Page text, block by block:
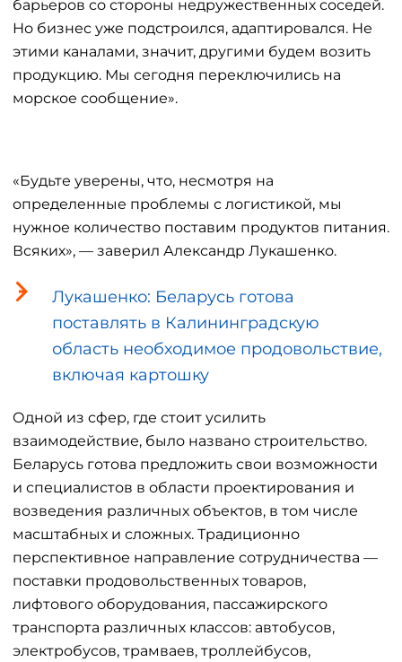
барьеров со стороны недружественных соседей.
Но бизнес уже подстроился, адаптировался. Не
этими каналами, значит, другими будем возить
продукцию. Мы сегодня переключились на
морское сообщение».
«Будьте уверены, что, несмотря на
определенные проблемы с логистикой, мы
нужное количество поставим продуктов питания.
Всяких», — заверил Александр Лукашенко.
Лукашенко: Беларусь готова
поставлять в Калининградскую
область необходимое продовольствие,
включая картошку
Одной из сфер, где стоит усилить
взаимодействие, было названо строительство.
Беларусь готова предложить свои возможности
и специалистов в области проектирования и
возведения различных объектов, в том числе
масштабных и сложных. Традиционно
перспективное направление сотрудничества —
поставки продовольственных товаров,
лифтового оборудования, пассажирского
транспорта различных классов: автобусов,
электробусов, трамваев, троллейбусов,